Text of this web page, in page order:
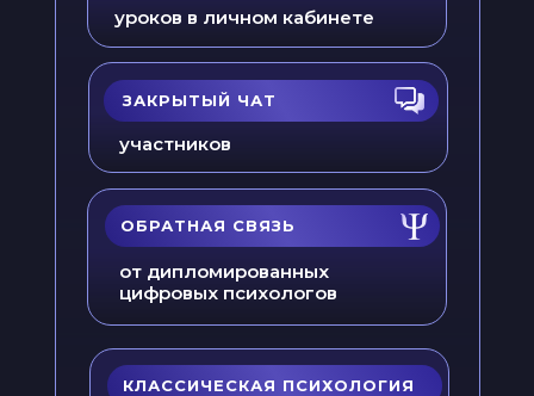
уроков в личном кабинете
от дипломированных
цифровых психологов
ОБРАТНАЯ СВЯЗЬ
участников
ЗАКРЫТЫЙ ЧАТ
КЛАССИЧЕСКАЯ ПСИХОЛОГИЯ